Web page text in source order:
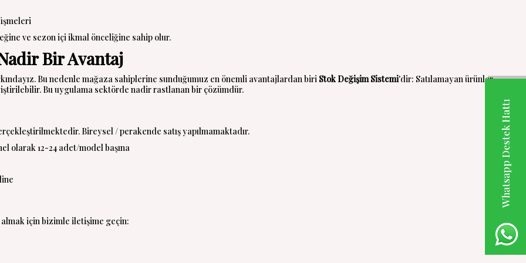
Whatsapp Destek Hattı
ve sezon içi ikmal önceliğine sahip olur.
Bir Avantaj
Bu nedenle mağaza sahiplerine sunduğumuz en önemli avantajlardan biri Stok Değişim Sistemi'dir: Satılamayan ürünler,
Bu uygulama sektörde nadir rastlanan bir çözümdür.
Bireysel / perakende satış yapılmamaktadır.
olarak 12-24 adet/model başına
için bizimle iletişime geçin: